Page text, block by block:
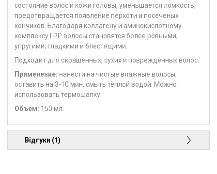
состояние волос и кожи головы, уменьшается ломкость,
предотвращается появление перхоти и посеченых
кончиков. Благодаря коллагену и аминокислотному
комплексу LPP волосы становятся более ровными,
упругими, гладкими и блестящими.
Подходит для окрашенных, сухих и поврежденных волос.
Применение: нанести на чистые влажные волосы,
оставить на 3-10 мин, смыть тёплой водой. Можно
использовать термошапку.
Объем: 150 мл.
Відгуки (1)